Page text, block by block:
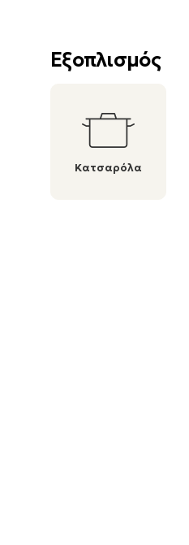
Εξοπλισμός
Κατσαρόλα